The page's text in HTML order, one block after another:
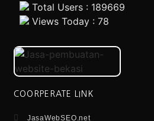
Total Users : 189669
Views Today : 78
COORPERATE LINK
JasaWebSEO.net